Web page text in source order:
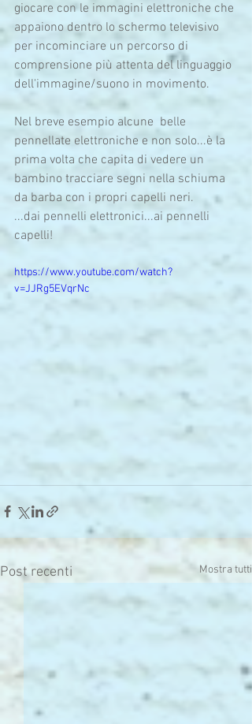
giocare con le immagini elettroniche che
appaiono dentro lo schermo televisivo
per incominciare un percorso di
comprensione più attenta del linguaggio
dell'immagine/suono in movimento.
Nel breve esempio alcune  belle
pennellate elettroniche e non solo...è la
prima volta che capita di vedere un
bambino tracciare segni nella schiuma
da barba con i propri capelli neri.
...dai pennelli elettronici...ai pennelli
capelli!
https://www.youtube.com/watch?
v=JJRg5EVqrNc
Post recenti Mostra tutti